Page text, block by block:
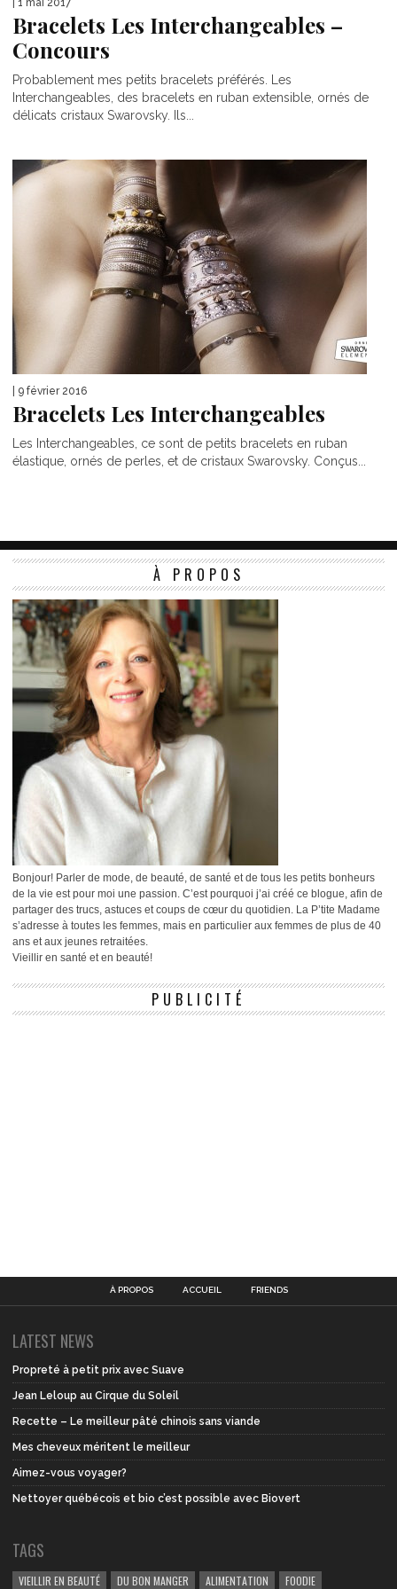
| 1 mai 2017
Bracelets Les Interchangeables –
Concours
Probablement mes petits bracelets préférés. Les
Interchangeables, des bracelets en ruban extensible, ornés de
délicats cristaux Swarovsky. Ils...
| 9 février 2016
Bracelets Les Interchangeables
Les Interchangeables, ce sont de petits bracelets en ruban
élastique, ornés de perles, et de cristaux Swarovsky. Conçus...
À PROPOS
Bonjour! Parler de mode, de beauté, de santé et de tous les petits bonheurs
de la vie est pour moi une passion. C’est pourquoi j’ai créé ce blogue, afin de
partager des trucs, astuces et coups de cœur du quotidien. La P’tite Madame
s’adresse à toutes les femmes, mais en particulier aux femmes de plus de 40
ans et aux jeunes retraitées.
Vieillir en santé et en beauté!
PUBLICITÉ
À PROPOS ACCUEIL FRIENDS
LATEST NEWS
Propreté à petit prix avec Suave
Jean Leloup au Cirque du Soleil
Recette – Le meilleur pâté chinois sans viande
Mes cheveux méritent le meilleur
Aimez-vous voyager?
Nettoyer québécois et bio c’est possible avec Biovert
TAGS
VIEILLIR EN BEAUTÉ DU BON MANGER ALIMENTATION FOODIE